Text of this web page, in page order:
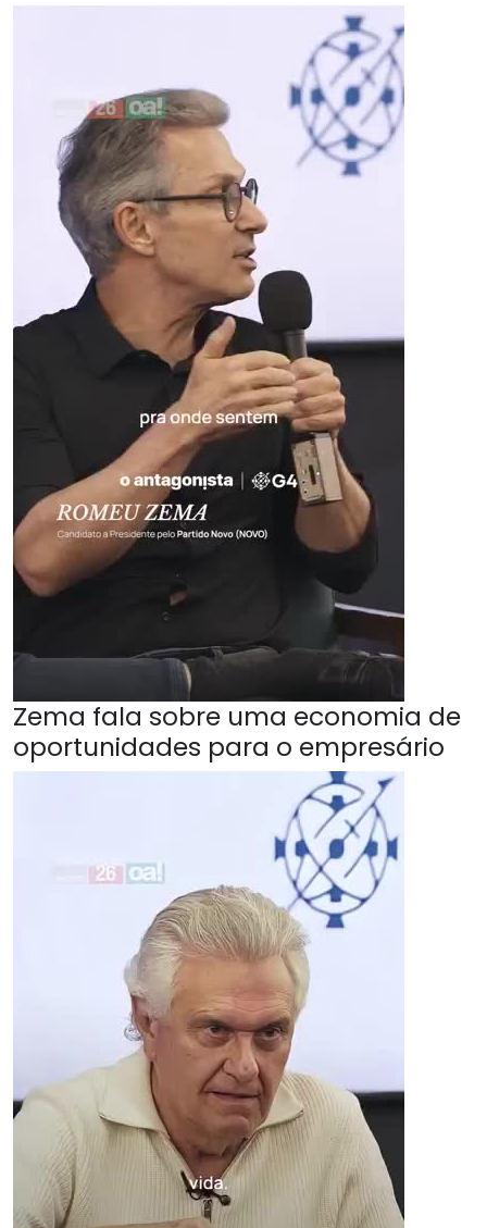
Zema fala sobre uma economia de
oportunidades para o empresário